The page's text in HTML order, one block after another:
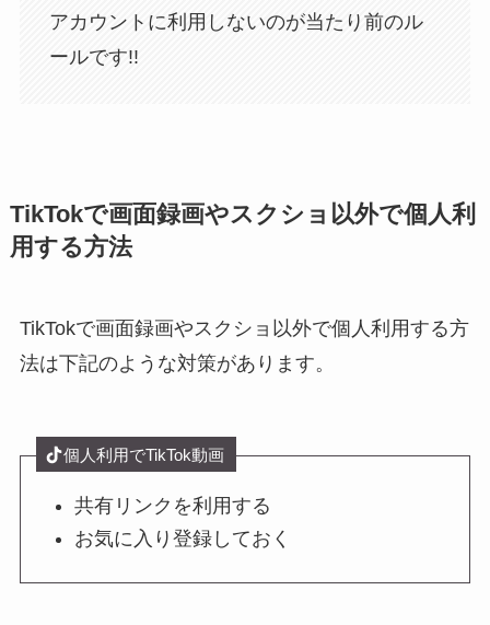
アカウントに利用しないのが当たり前のル
ールです!!
TikTokで画面録画やスクショ以外で個人利
用する方法
TikTokで画面録画やスクショ以外で個人利用する方
法は下記のような対策があります。
個人利用でTikTok動画
共有リンクを利用する
お気に入り登録しておく